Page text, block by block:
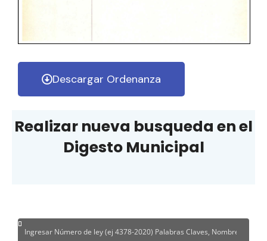
Descargar Ordenanza
Realizar nueva busqueda en el
Digesto Municipal